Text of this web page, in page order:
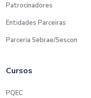
Patrocinadores
Entidades Parceiras
Parceria Sebrae/Sescon
Cursos
PQEC